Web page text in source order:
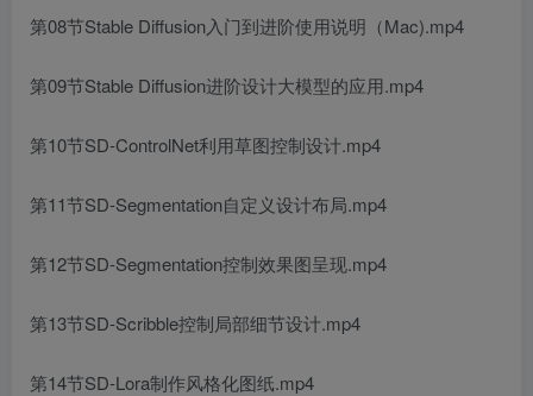
第08节Stable Diffusion入门到进阶使用说明（Mac).mp4
第09节Stable Diffusion进阶设计大模型的应用.mp4
第10节SD-ControlNet利用草图控制设计.mp4
第11节SD-Segmentation自定义设计布局.mp4
第12节SD-Segmentation控制效果图呈现.mp4
第13节SD-Scribble控制局部细节设计.mp4
第14节SD-Lora制作风格化图纸.mp4